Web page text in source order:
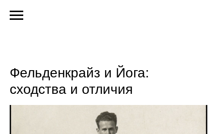
Фельденкрайз и Йога:
сходства и отличия